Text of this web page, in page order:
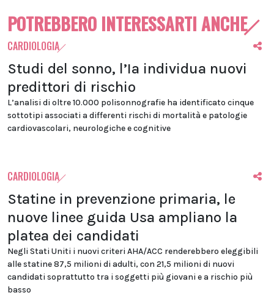
POTREBBERO INTERESSARTI ANCHE
CARDIOLOGIA
Studi del sonno, l’Ia individua nuovi
predittori di rischio
L’analisi di oltre 10.000 polisonnografie ha identificato cinque
sottotipi associati a differenti rischi di mortalità e patologie
cardiovascolari, neurologiche e cognitive
CARDIOLOGIA
Statine in prevenzione primaria, le
nuove linee guida Usa ampliano la
platea dei candidati
Negli Stati Uniti i nuovi criteri AHA/ACC renderebbero eleggibili
alle statine 87,5 milioni di adulti, con 21,5 milioni di nuovi
candidati soprattutto tra i soggetti più giovani e a rischio più
basso